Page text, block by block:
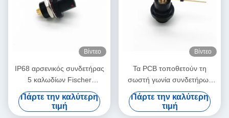
Βίντεο
IP68 αρσενικός συνδετήρας
5 καλωδίων Fischer
μπροστινό προβάλλοντας
δοχείο καρφιτσών
Πάρτε την καλύτερη
τιμή
Βίντεο
Τα PCB τοποθετούν τη
σωστή γωνία συνδετήρων
καλωδίων ύλης
συγκολλήσεως Fischer για
την πραγματική επιτροπή
Πάρτε την καλύτερη
τιμή